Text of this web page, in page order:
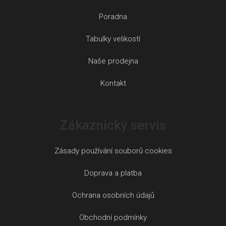
Poradna
Tabulky velikostí
Naše prodejna
Kontakt
Zásady používání souborů cookies
Doprava a platba
Ochrana osobních údajů
Obchodní podmínky